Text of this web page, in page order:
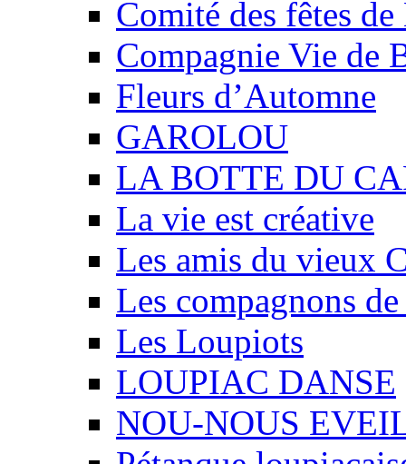
Comité des fêtes
Compagnie Vie de
Fleurs d’Automne
GAROLOU
LA BOTTE DU
La vie est créative
Les amis du vieux
Les compagnons
Les Loupiots
LOUPIAC DANSE
NOU-NOUS